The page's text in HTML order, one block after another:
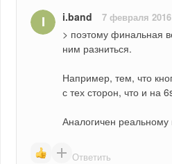
i.band 7 февраля 2016
> поэтому финальная
ним разниться.
Например, тем, что
с тех сторон, что и на
Аналогичен реальному
Ответить